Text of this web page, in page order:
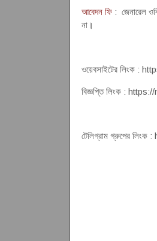
আবেদন ফি: জেনারেল
না।
ওয়েবসাইটের লিংক :
বিজ্ঞপ্তি লিংক :
টেলিগ্রাম গ্রুপের